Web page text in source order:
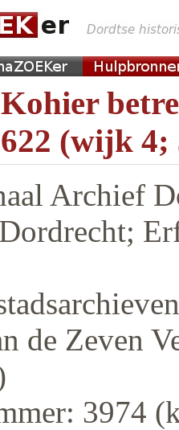
(wijk 4;
Archief
de Zeven
3974